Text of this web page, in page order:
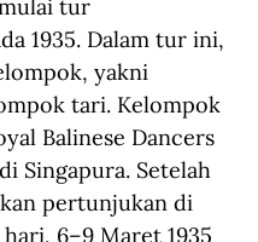
tur
1935. Dalam tur ini,
yakni
tari. Kelompok
Balinese Dancers
Singapura. Setelah
pertunjukan di
6–9 Maret 1935